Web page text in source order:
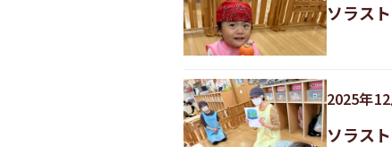
ソラス
2025年12
ソラス